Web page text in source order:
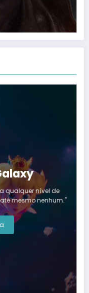
qualquer nível de
mesmo nenhum."